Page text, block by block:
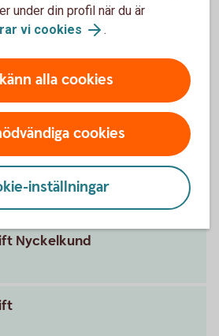
billån
2025-10-03), räntan är
Nyckelkund
under din profil när du är
vi cookies .
alla cookies
cookies
inställningar